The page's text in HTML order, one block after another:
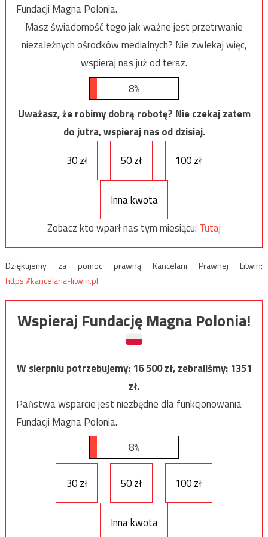
Fundacji Magna Polonia.
Masz świadomość tego jak ważne jest przetrwanie
niezależnych ośrodków medialnych? Nie zwlekaj więc,
wspieraj nas już od teraz.
8%
Uważasz, że robimy dobrą robotę? Nie czekaj zatem
do jutra, wspieraj nas od dzisiaj.
30 zł
50 zł 100 zł
Inna kwota
Zobacz kto wparł nas tym miesiącu: Tutaj
Dziękujemy za pomoc prawną Kancelarii Prawnej Litwin:
https://kancelaria-litwin.pl
Wspieraj Fundację Magna Polonia!
W sierpniu potrzebujemy:16 500zł, zebraliśmy:1351
zł.
Państwa wsparcie jest niezbędne dla funkcjonowania
Fundacji Magna Polonia.
8%
30 zł 50 zł 100 zł
Inna kwota